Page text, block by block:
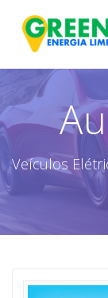
Veículos